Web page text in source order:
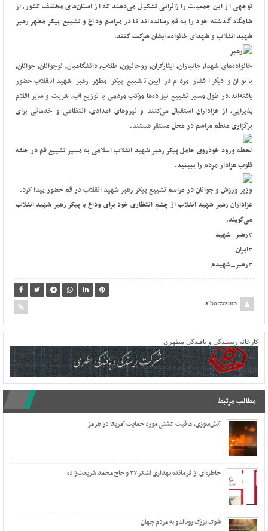
توجهی از این جمعیت را زائرانی تشکیل می‌دهند که از استان‌های مختلف کشور، از
شامگاه گذشته خود را به قم رسانده‌اند تا در مراسم وداع و تشییع پیکر مطهر رهبر
شهید انقلاب و شهدای خانواده ایشان شرکت کنند.
خانواده‌های شهدا، جانبازان، ایثارگران، روحانیون، طلاب، دانشگاهیان، نوجوانان، جوانان،
بانوان و دیگر اقشار مردم در آیین تشییع پیکر مطهر رهبر شهید انقلاب حضور
یافته‌اند.در طول مسیر تشییع نیز ده‌ها موکب مردمی با توزیع آب، شربت و سایر اقلام
پذیرایی، از عزاداران استقبال می‌کنند و نیروهای امدادی، انتظامی و خدماتی برای
برگزاری منظم مراسم در محل مستقر هستند.
لحظه ورود خودروی حامل پیکر رهبر شهید انقلاب اسلامی به مسیر تشییع قم در حلقه
قلوب عزادار مردم را ببینید.
وزیر ورزش و جوانان در مراسم تشییع پیکر رهبر شهید انقلاب در قم حضور پیدا کرد.
عزاداران رهبر شهید انقلاب از چشم انتظاری خود برای وداع با پیکر رهبر شهید انقلاب
می‌گویند.
#رهبر_شهید
#ایران
#رهبر_شهیدم
alborzcamp
کارخانه ریسندگی و بافندگی مطهری
مطالب مرتبط
آتش‌سوزی، عاقبت کشتی مورد حمایت آمریکا در هرمز
خاطره‌ای از فرمانده بهداری لشکر ۲۷ و حاج محمد شریعت‌زاده
شوک بزرگ رونالدو به مردم جهان